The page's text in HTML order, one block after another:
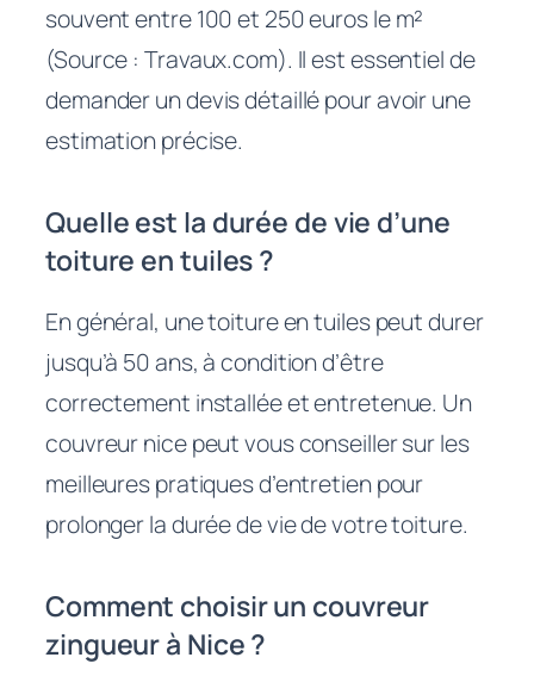
souvent entre 100 et 250 euros le m²
(Source : Travaux.com). Il est essentiel de
demander un devis détaillé pour avoir une
estimation précise.
Quelle est la durée de vie d’une
toiture en tuiles ?
En général, une toiture en tuiles peut durer
jusqu’à 50 ans, à condition d’être
correctement installée et entretenue. Un
couvreur nice peut vous conseiller sur les
meilleures pratiques d’entretien pour
prolonger la durée de vie de votre toiture.
Comment choisir un couvreur
zingueur à Nice ?